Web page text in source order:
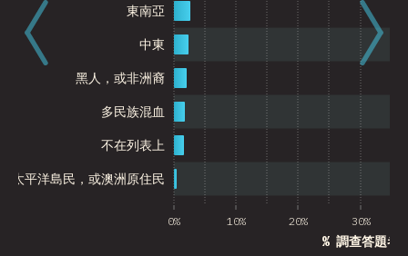
0% 10% 20% 30%
% 調查答題者
太平洋島民，或澳洲原住民
不在列表上
多民族混血
黑人，或非洲裔
中東
東南亞